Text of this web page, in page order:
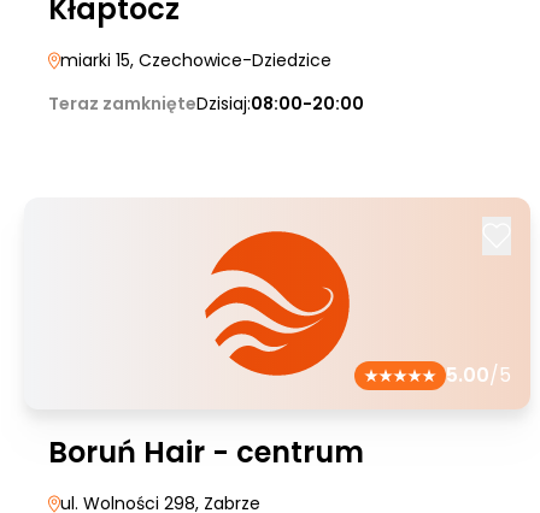
Kłaptocz
miarki 15, Czechowice-Dziedzice
Teraz zamknięteDzisiaj:08:00-20:00
5.00/5
Boruń Hair - centrum
ul. Wolności 298, Zabrze